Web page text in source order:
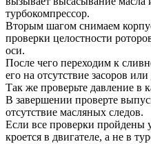
турбокомпрессор.
Вторым шагом снимаем
проверки целостности
оси.
После чего переходим к
его на отсутствие засоров
Так же проверьте давление в
В завершении проверте
отсутствие масляных следов.
Если все проверки
кроется в двигателе, а не в